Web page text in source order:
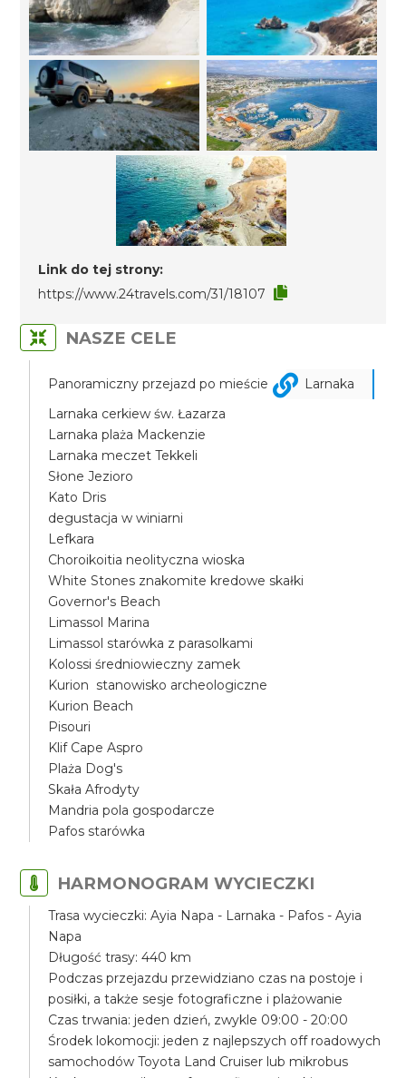
Link do tej strony:
https://www.24travels.com/31/18107
NASZE CELE
Panoramiczny przejazd po mieście
Larnaka
Larnaka cerkiew św. Łazarza
Larnaka plaża Mackenzie
Larnaka meczet Tekkeli
Słone Jezioro
Kato Dris
degustacja w winiarni
Lefkara
Choroikoitia neolityczna wioska
White Stones znakomite kredowe skałki
Governor's Beach
Limassol Marina
Limassol starówka z parasolkami
Kolossi średniowieczny zamek
Kurion stanowisko archeologiczne
Kurion Beach
Pisouri
Klif Cape Aspro
Plaża Dog's
Skała Afrodyty
Mandria pola gospodarcze
Pafos starówka
HARMONOGRAM WYCIECZKI
Trasa wycieczki: Ayia Napa - Larnaka - Pafos - Ayia
Napa
Długość trasy: 440 km
Podczas przejazdu przewidziano czas na postoje i
posiłki, a także sesje fotograficzne i plażowanie
Czas trwania: jeden dzień, zwykle 09:00 - 20:00
Środek lokomocji: jeden z najlepszych off roadowych
samochodów Toyota Land Cruiser lub mikrobus